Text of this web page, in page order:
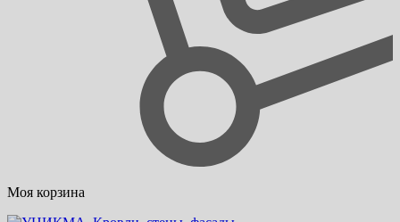
Моя корзина